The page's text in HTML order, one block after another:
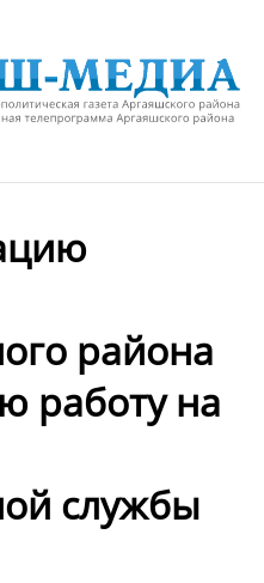
района
работу на
службы